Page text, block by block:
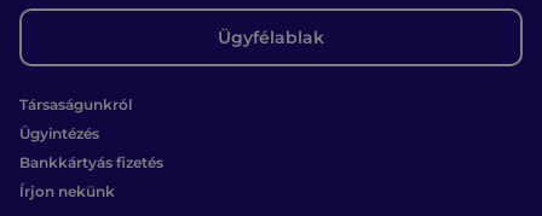
Ügyfélablak
Társaságunkról
Ügyintézés
Bankkártyás fizetés
Írjon nekünk